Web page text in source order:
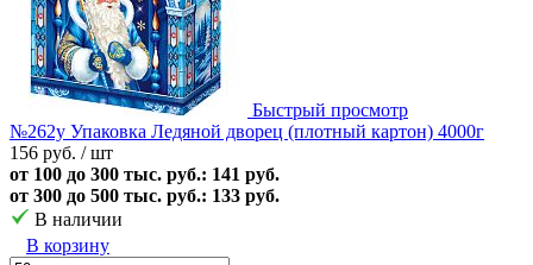
Быстрый просмотр
№262у Упаковка Ледяной дворец (плотный картон) 4000г
156 руб. / шт
от 100 до 300 тыс. руб.: 141 руб.
от 300 до 500 тыс. руб.: 133 руб.
В наличии
В корзину